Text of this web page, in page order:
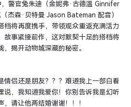
官兔朱迪（金妮弗·古德温 Ginnifer
杰森·贝特曼 Jason Bateman 配音）
档将再度携手，带领观众重返充满活力
故事紧接前作，这对默契十足的搭档将
，揭开动物城深藏的秘密。
情侣还是朋友？？？难道我上一部白看
说，我知道我爱你！你别告诉我是幻听
请让他两结婚谢谢！！！